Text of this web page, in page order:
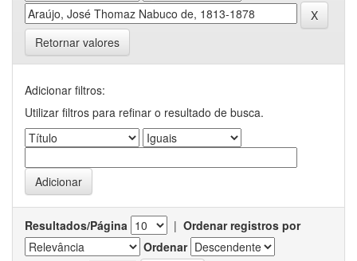
Retornar valores
Adicionar filtros:
Utilizar filtros para refinar o resultado de busca.
Resultados/Página | Ordenar registros por
Ordenar